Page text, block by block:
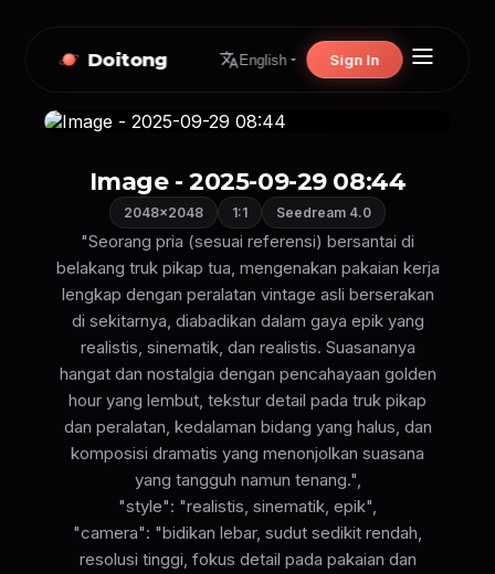
Doitong English Sign In
Image - 2025-09-29 08:44
2048×2048 1:1 Seedream 4.0
"Seorang pria (sesuai referensi) bersantai di
belakang truk pikap tua, mengenakan pakaian kerja
lengkap dengan peralatan vintage asli berserakan
di sekitarnya, diabadikan dalam gaya epik yang
realistis, sinematik, dan realistis. Suasananya
hangat dan nostalgia dengan pencahayaan golden
hour yang lembut, tekstur detail pada truk pikap
dan peralatan, kedalaman bidang yang halus, dan
komposisi dramatis yang menonjolkan suasana
yang tangguh namun tenang.",
"style": "realistis, sinematik, epik",
"camera": "bidikan lebar, sudut sedikit rendah,
resolusi tinggi, fokus detail pada pakaian dan